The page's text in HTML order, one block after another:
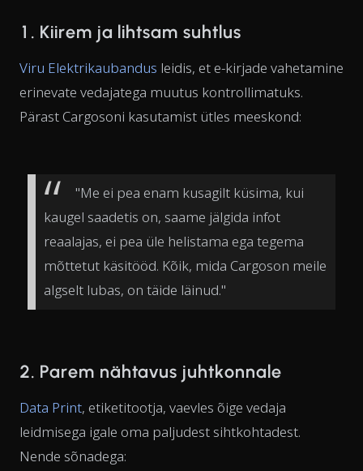
1. Kiirem ja lihtsam suhtlus
Viru Elektrikaubandus leidis, et e-kirjade vahetamine
erinevate vedajatega muutus kontrollimatuks.
Pärast Cargosoni kasutamist ütles meeskond:
"Me ei pea enam kusagilt küsima, kui
kaugel saadetis on, saame jälgida infot
reaalajas, ei pea üle helistama ega tegema
mõttetut käsitööd. Kõik, mida Cargoson meile
algselt lubas, on täide läinud."
2. Parem nähtavus juhtkonnale
Data Print, etiketitootja, vaevles õige vedaja
leidmisega igale oma paljudest sihtkohtadest.
Nende sõnadega: